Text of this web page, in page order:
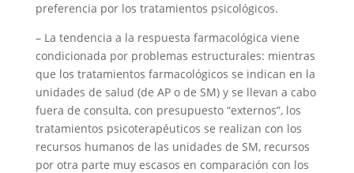
preferencia por los tratamientos psicológicos.
– La tendencia a la respuesta farmacológica viene
condicionada por problemas estructurales: mientras
que los tratamientos farmacológicos se indican en la
unidades de salud (de AP o de SM) y se llevan a cabo
fuera de consulta, con presupuesto “externos”, los
tratamientos psicoterapéuticos se realizan con los
recursos humanos de las unidades de SM, recursos
por otra parte muy escasos en comparación con los